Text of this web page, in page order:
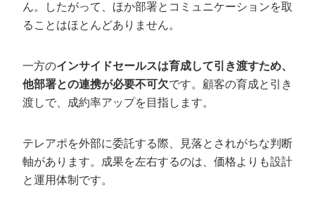
ん。したがって、ほか部署とコミュニケーションを取
ることはほとんどありません。
一方のインサイドセールスは育成して引き渡すため、
他部署との連携が必要不可欠です。顧客の育成と引き
渡しで、成約率アップを目指します。
テレアポを外部に委託する際、見落とされがちな判断
軸があります。成果を左右するのは、価格よりも設計
と運用体制です。